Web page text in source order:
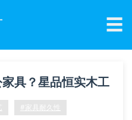
☰
具？星品恒实木工
#家具耐久性